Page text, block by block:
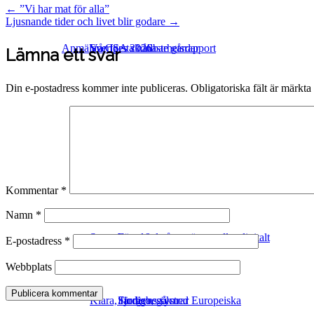
Sveriges skönaste gårdar
Vår första hållbarhetsrapport
Föredrag på annan ort eller digitalt
Studiebesök
Samarbeten & leverantörer
Fjorgyns systrar
Klara, färdiga, gå med Europeiska
Anmälan CSA 2026
Post
navigation
← ”Vi har mat för alla”
Ljusnande tider och livet blir godare →
Lämna ett svar
Din e-postadress kommer inte publiceras. Obligatoriska fält är märkta
Kommentar *
Namn *
E-postadress *
Webbplats